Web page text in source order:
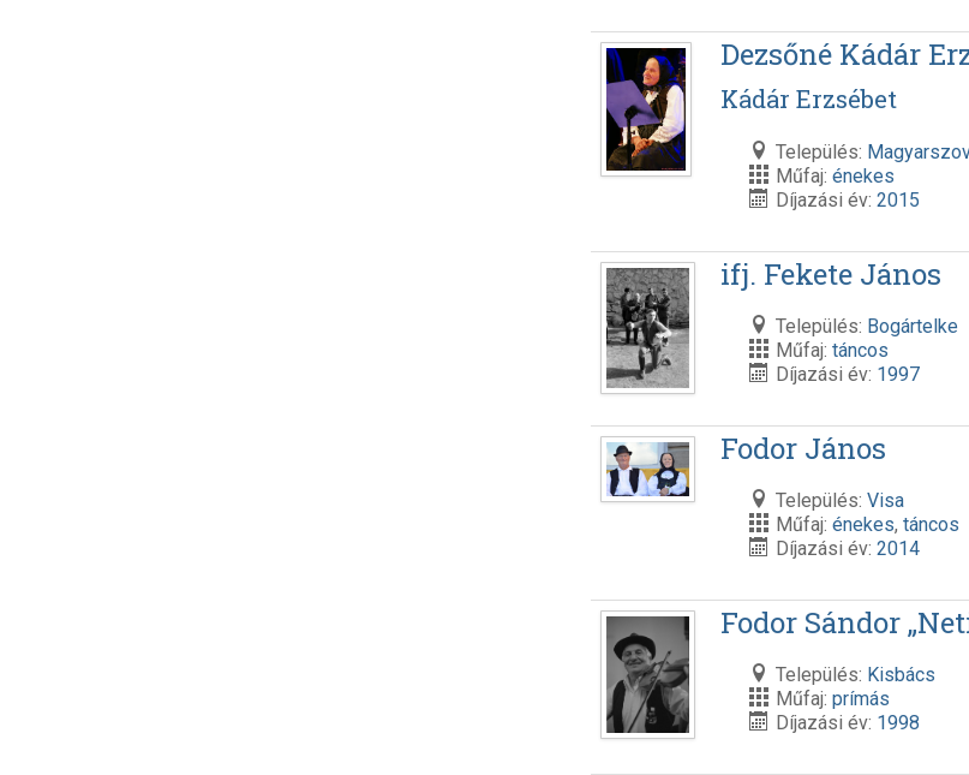
Dezsőné Kádár
Kádár Erzsébet
Település:
Műfaj:énekes
Díjazási év:2015
ifj. Fekete János
Település: Bogártelke
Műfaj:táncos
Díjazási év: 1997
Fodor János
Település:Visa
Műfaj:énekes,táncos
Díjazási év:2014
Fodor Sándor
Település: Kisbács
Műfaj:prímás
Díjazási év: 1998